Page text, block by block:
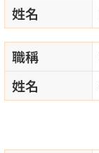
姓名
職稱
姓名